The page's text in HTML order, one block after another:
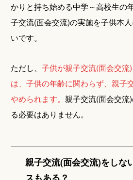
かりと持ち始める中学～高校生の
子交流(面会交流)の実施を子供本
いです。
ただし、子供が親子交流(面会交流
は、子供の年齢に関わらず、親子
やめられます。 親子交流(面会交
る必要はありません。
親子交流(面会交流)をしな
スもある？